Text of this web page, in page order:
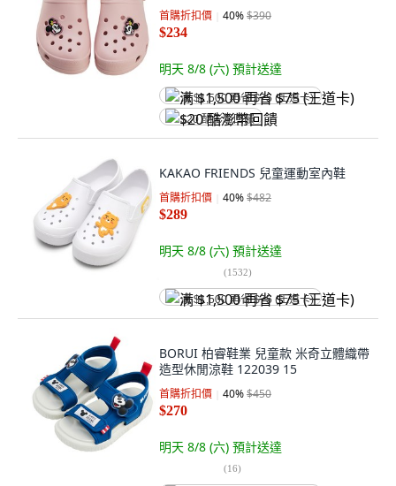
首購折扣價 40%$390
$234
明天 8/8 (六) 預計送達
满 $1,500 再省 $75 (王道卡)
$20 酷澎幣回饋
KAKAO FRIENDS 兒童運動室內鞋
首購折扣價 40%$482
$289
明天 8/8 (六) 預計送達
(1532)
满 $1,500 再省 $75 (王道卡)
BORUI 柏睿鞋業 兒童款 米奇立體織帶
造型休閒涼鞋 122039 15
首購折扣價 40%$450
$270
明天 8/8 (六) 預計送達
(16)